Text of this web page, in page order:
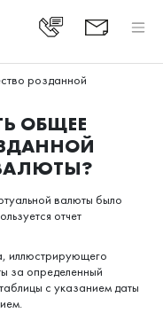
розданной
ОБЩЕЕ
валюты было
отчет
иллюстрирующего
за определенный
с указанием даты